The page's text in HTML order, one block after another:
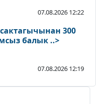
07.08.2026 12:22
сактагычынан 300
балык ..>
07.08.2026 12:19